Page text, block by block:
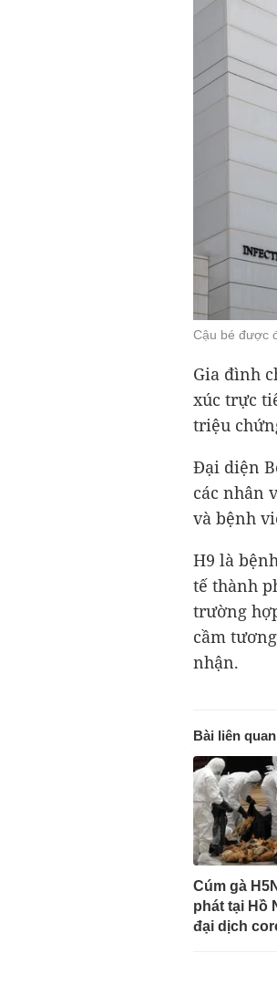
Cậu bé được
Gia đình
xúc trực
triệu
Đại diện
các nhân
và bệnh
H9 là
tế thành
trường
cầm
nhận.
Bài liên quan
Cúm gà
phát tại Hồ
đại dịch